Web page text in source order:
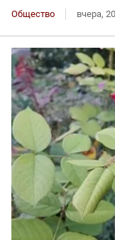
Общество вчера,